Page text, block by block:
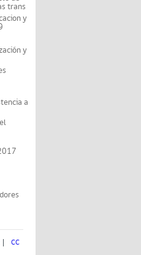
trans
y
y
a
CC